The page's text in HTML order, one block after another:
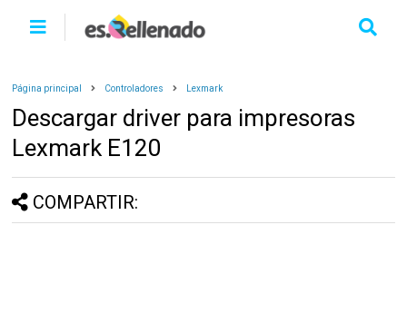
Página principal Controladores Lexmark
Descargar driver para impresoras
Lexmark E120
COMPARTIR: